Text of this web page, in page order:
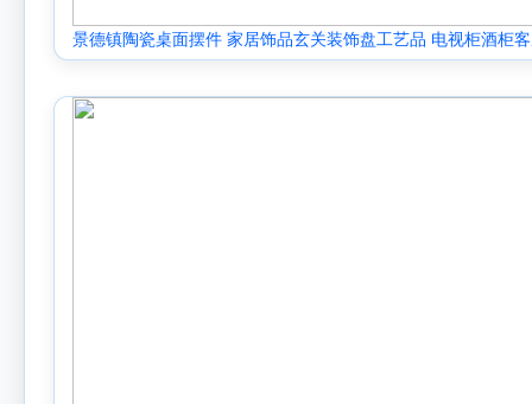
景德镇陶瓷桌面摆件 家居饰品玄关装饰盘工艺品 电视柜酒柜